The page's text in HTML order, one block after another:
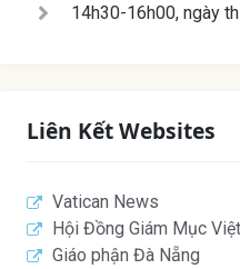
14h30-16h00, ngày
Liên Kết Websites
Vatican News
Hội Đồng Giám Mục
Giáo phận Đà Nẵng